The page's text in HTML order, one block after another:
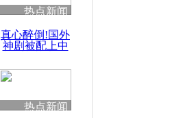
热点新闻
真心醉倒!国外
神剧被配上中
热点新闻